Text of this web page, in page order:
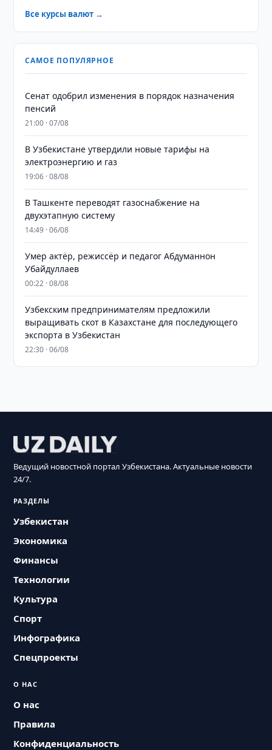
Все курсы валют →
САМОЕ ПОПУЛЯРНОЕ
Сенат одобрил изменения в порядок назначения
пенсий
21:00 · 07/08
В Узбекистане утвердили новые тарифы на
электроэнергию и газ
19:06 · 08/08
В Ташкенте переводят газоснабжение на
двухэтапную систему
14:49 · 06/08
Умер актёр, режиссёр и педагог Абдуманнон
Убайдуллаев
00:22 · 08/08
Узбекским предпринимателям предложили
выращивать скот в Казахстане для последующего
экспорта в Узбекистан
22:30 · 06/08
Ведущий новостной портал Узбекистана. Актуальные новости
24/7.
РАЗДЕЛЫ
Узбекистан
Экономика
Финансы
Технологии
Культура
Спорт
Инфографика
Спецпроекты
О НАС
О нас
Правила
Конфиденциальность